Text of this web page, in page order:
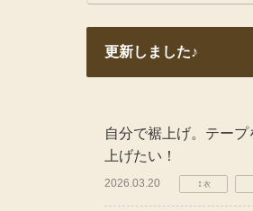
更新しました♪
自分で裾上げ。テー
上げたい！
2026.03.20 ⁑衣